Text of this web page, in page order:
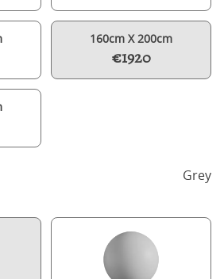
160cm X 200cm
€1920
Grey